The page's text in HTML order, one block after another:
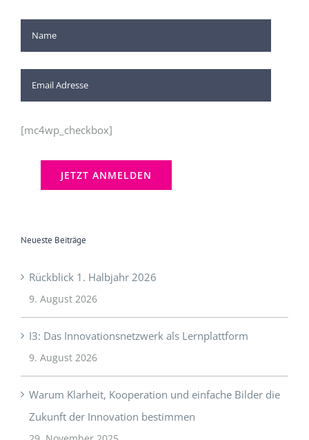
[mc4wp_checkbox]
Neueste Beiträge
Rückblick 1. Halbjahr 2026
9. August 2026
I3: Das Innovationsnetzwerk als Lernplattform
9. August 2026
Warum Klarheit, Kooperation und einfache Bilder die
Zukunft der Innovation bestimmen